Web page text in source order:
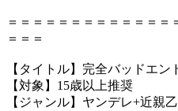
＝＝＝＝＝＝＝＝＝＝＝＝＝
＝＝＝
【タイトル】完全バッドエン
【対象】15歳以上推奨
【ジャンル】ヤンデレ+近親